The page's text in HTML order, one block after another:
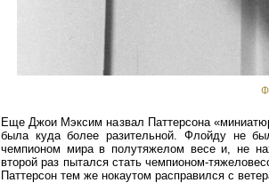
Еще Джои Мэксим назвал Паттерсона
была куда более разительной. Флойду не
чемпионом мира в полутяжелом весе и, не
второй раз пытался стать чемпионом-
Паттерсон тем же нокаутом расправился с